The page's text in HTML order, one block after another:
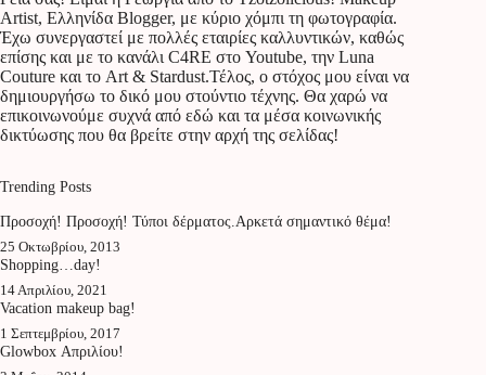
Artist, Ελληνίδα Blogger, με κύριο χόμπι τη φωτογραφία.
Έχω συνεργαστεί με πολλές εταιρίες καλλυντικών, καθώς
επίσης και με το κανάλι C4RE στο Youtube, την Luna
Couture και το Art & Stardust.Τέλος, ο στόχος μου είναι να
δημιουργήσω το δικό μου στούντιο τέχνης. Θα χαρώ να
επικοινωνούμε συχνά από εδώ και τα μέσα κοινωνικής
δικτύωσης που θα βρείτε στην αρχή της σελίδας!
Trending Posts
Προσοχή! Προσοχή! Τύποι δέρματος.Αρκετά σημαντικό θέμα!
25 Οκτωβρίου, 2013
Shopping…day!
14 Απριλίου, 2021
Vacation makeup bag!
1 Σεπτεμβρίου, 2017
Glowbox Απριλίου!